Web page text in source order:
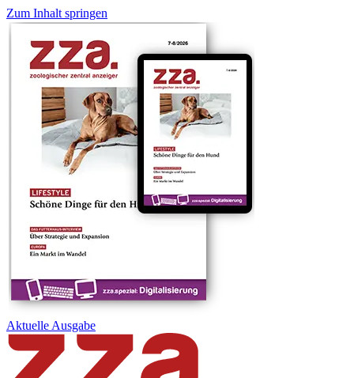
Zum Inhalt springen
Aktuelle Ausgabe